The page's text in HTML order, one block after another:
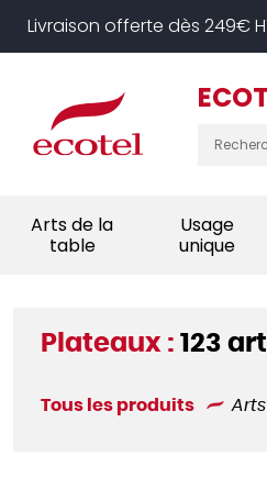
Livraison offerte dès 249€
Arts de la
table
Usage
unique
Plateaux : 123
Tous les produits
Panneau de gestion des cookies